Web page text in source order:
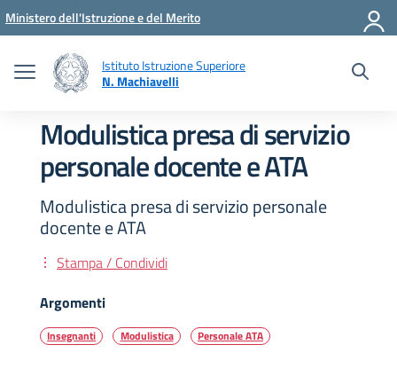
Vai ai contenuti
Vai al menu di navigazione
Vai al footer
Ministero dell'Istruzione e del Merito
Istituto Istruzione Superiore
N. Machiavelli
Modulistica presa di servizio
personale docente e ATA
Modulistica presa di servizio personale
docente e ATA
Stampa / Condividi
Argomenti
Insegnanti Modulistica Personale ATA